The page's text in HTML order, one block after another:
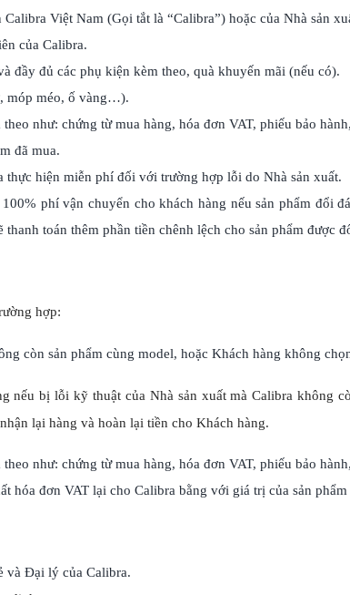
Việt Nam (Gọi tắt là “Calibra”) hoặc của Nhà sản
của Calibra.
đầy đủ các phụ kiện kèm theo, quà khuyến mãi (nếu có).
móp méo, ố vàng…).
như: chứng từ mua hàng, hóa đơn VAT, phiếu bảo
đã mua.
hiện miễn phí đối với trường hợp lỗi do Nhà sản xuất.
phí vận chuyển cho khách hàng nếu sản phẩm đổi
toán thêm phần tiền chênh lệch cho sản phẩm được
hợp:
còn sản phẩm cùng model, hoặc Khách hàng không
nếu bị lỗi kỹ thuật của Nhà sản xuất mà Calibra không
lại hàng và hoàn lại tiền cho Khách hàng.
như: chứng từ mua hàng, hóa đơn VAT, phiếu bảo
hóa đơn VAT lại cho Calibra bằng với giá trị của sản
và Đại lý của Calibra.